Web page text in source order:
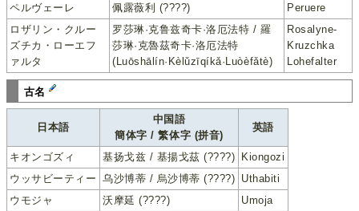
ペルヴェーレ
佩露薇利 (????)
Peruere
ロザリン・クルー
ズチカ・ローエフ
ァルタ
罗莎琳·克鲁兹奇卡·洛厄法特 / 羅
莎琳·克魯茲奇卡·洛厄法特
(Luōshālín·Kèlǔzīqíkǎ·Luòèfǎtè)
Rosalyne-
Kruzchka
Lohefalter
古名
日本語
中国語
簡体字 / 繁体字 (拼音)
英語
キオンゴズィ 基扬戈兹 / 基揚戈茲 (????) Kiongozi
ウッサビーティー 乌沙博蒂 / 烏沙博蒂 (????) Uthabiti
ウモジャ
沃摩延 (????)
Umoja